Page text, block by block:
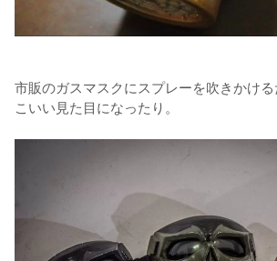
市販のガスマスクにスプレーを吹きかけ
こいい見た目になったり。